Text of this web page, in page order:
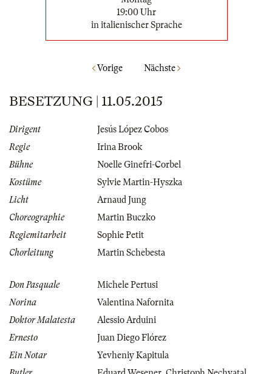
19:00 Uhr
in italienischer Sprache
Vorige Nächste
BESETZUNG | 11.05.2015
Dirigent
Jesús López Cobos
Regie
Irina Brook
Bühne
Noelle Ginefri-Corbel
Kostüme
Sylvie Martin-Hyszka
Licht
Arnaud Jung
Choreographie
Martin Buczko
Regiemitarbeit
Sophie Petit
Chorleitung
Martin Schebesta
Don Pasquale
Michele Pertusi
Norina
Valentina Nafornita
Doktor Malatesta
Alessio Arduini
Ernesto
Juan Diego Flórez
Ein Notar
Yevheniy Kapitula